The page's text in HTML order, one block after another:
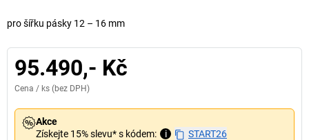
pro šířku pásky 12 – 16 mm
95.490,- Kč
Cena / ks (bez DPH)
Akce
Získejte 15% slevu* s kódem:
i START26